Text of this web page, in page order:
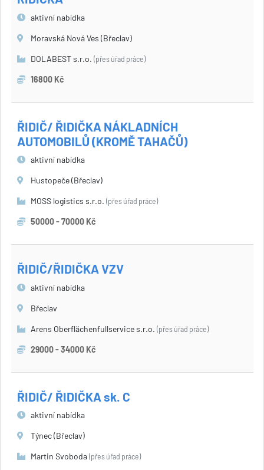
aktivní nabídka
Moravská Nová Ves (Břeclav)
DOLABEST s.r.o. (přes úřad práce)
16800 Kč
ŘIDIČ/ ŘIDIČKA NÁKLADNÍCH
AUTOMOBILŮ (KROMĚ TAHAČŮ)
aktivní nabídka
Hustopeče (Břeclav)
MOSS logistics s.r.o. (přes úřad práce)
50000 - 70000 Kč
ŘIDIČ/ŘIDIČKA VZV
aktivní nabídka
Břeclav
Arens Oberflächenfullservice s.r.o. (přes úřad práce)
29000 - 34000 Kč
ŘIDIČ/ ŘIDIČKA sk. C
aktivní nabídka
Týnec (Břeclav)
Martin Svoboda (přes úřad práce)